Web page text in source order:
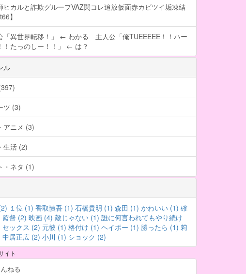
ヒカルと詐欺グループVAZ関コレ追放仮面赤カビツイ垢凍結
】
「異世界転移！」 ← わかる 主人公「俺TUEEEEE！！ハー
！たっのしー！！」 ← は？
ル
ツ (3)
アニメ (3)
生活 (2)
・ネタ (1)
１位 (1) 香取慎吾 (1) 石橋貴明 (1) 森田 (1) かわいい (1) 確
監督 (2) 映画 (4) 敵じゃない (1) 誰に何言われてもやり続け
セックス (2) 元彼 (1) 格付け (1) ヘイポー (1) 勝ったら (1) 莉
中居正広 (2) 小川 (1) ショック (2)
イト
ねる